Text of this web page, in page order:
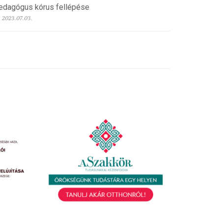
kórus fellépése
2023.07.03.